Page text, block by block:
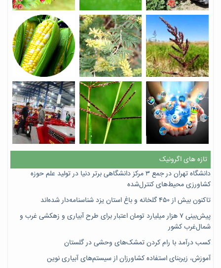
تازه های اگرونیک
دانشگاه تهران در جمع ۳ مرکز دانشگاهی برتر دنیا در تولید علم حوزه
کشاورزی محیط‌های کنترل‌شده
تاکنون بیش از ۴۵۰ گلخانه و باغ استان یزد شناسنامه‌دار شده‌اند
پیش‌بینی ۷‌ هزار میلیارد تومان اعتبار برای طرح آبیاری و زهکشی غرب و
شمال‌غرب کشور
کسب درآمد با رام کردن تمشک‌های وحشی در گلستان
آموزش، زیربنای استفاده کشاورزان از سیستم‌های آبیاری نوین